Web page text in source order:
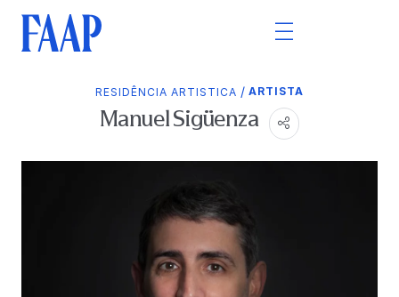
RESIDÊNCIA ARTISTICA / ARTISTA
Manuel Sigüenza